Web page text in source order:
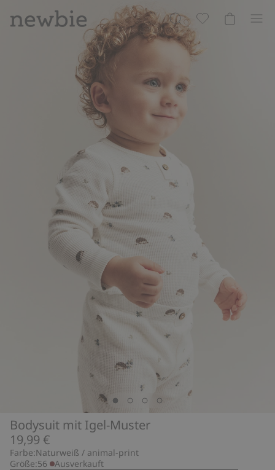
Bodysuit mit Igel-Muster
19,99 €
Farbe:Naturweiß / animal-print
Größe:56 Ausverkauft